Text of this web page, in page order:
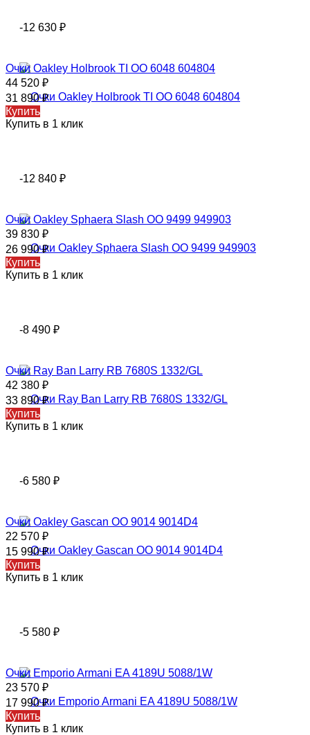
-12 630 ₽
Очки Oаklеy Holbrook TI OO 6048 604804
44 520 ₽
31 890₽
Купить
Купить в 1 клик
-12 840 ₽
Очки Oаklеy Sphaera Slash OO 9499 949903
39 830 ₽
26 990₽
Купить
Купить в 1 клик
-8 490 ₽
Очки Ray Ban Larry RB 7680S 1332/GL
42 380 ₽
33 890₽
Купить
Купить в 1 клик
-6 580 ₽
Очки Oakley Gascan OO 9014 9014D4
22 570 ₽
15 990₽
Купить
Купить в 1 клик
-5 580 ₽
Очки Emporio Armani EA 4189U 5088/1W
23 570 ₽
17 990₽
Купить
Купить в 1 клик